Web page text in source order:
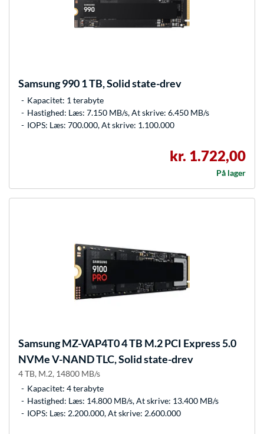
Samsung990 1 TB, Solid state-drev
Kapacitet: 1 terabyte
Hastighed: Læs: 7.150 MB/s, At skrive: 6.450 MB/s
IOPS: Læs: 700.000, At skrive: 1.100.000
kr. 1.722,00
På lager
SamsungMZ-VAP4T0 4 TB M.2 PCI Express 5.0
NVMe V-NAND TLC, Solid state-drev
4 TB, M.2, 14800 MB/s
Kapacitet: 4 terabyte
Hastighed: Læs: 14.800 MB/s, At skrive: 13.400 MB/s
IOPS: Læs: 2.200.000, At skrive: 2.600.000